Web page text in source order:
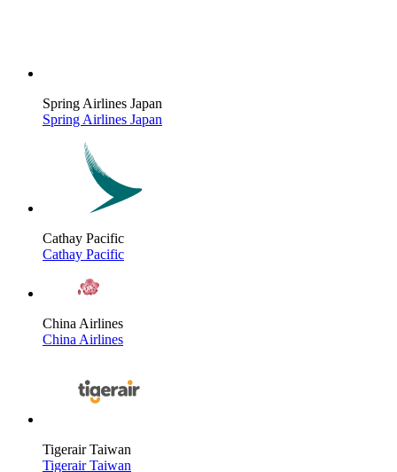
Spring Airlines Japan
Spring Airlines Japan
Cathay Pacific
Cathay Pacific
China Airlines
China Airlines
Tigerair Taiwan
Tigerair Taiwan